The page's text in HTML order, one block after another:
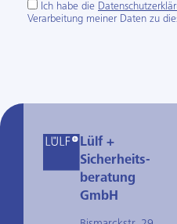
Ich habe die
Verarbeitung meiner Daten zu
Lülf +
Sicherheits­
beratung
GmbH